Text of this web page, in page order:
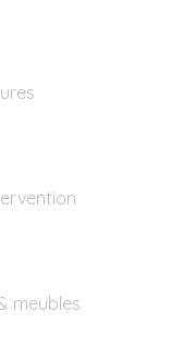
meubles